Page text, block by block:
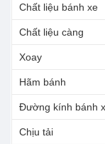
Chất liệu bánh xe
Chất liệu càng
Xoay
Hãm bánh
Đường kính bánh
Chịu tải